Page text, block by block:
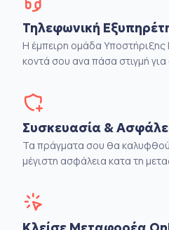
Τηλεφωνική
Η έμπειρη ομάδα Υποστήριξης
κοντά σου ανα πάσα στιγμή για
Συσκευασία &
Τα πράγματα σου θα
μέγιστη ασφάλεια κατα τη